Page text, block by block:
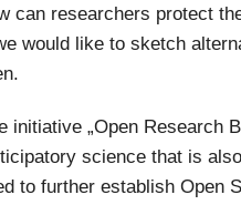
can researchers protect
would like to sketch
initiative „Open Research
science that is
to further establish Open